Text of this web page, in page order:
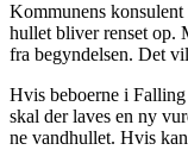
Kom­mu­nens
hul­let bli­ver ren­set op.
fra begyn­del­sen. Det
Hvis bebo­er­ne i Fal­ling
skal der laves en ny
ne vand­hul­let. Hvis